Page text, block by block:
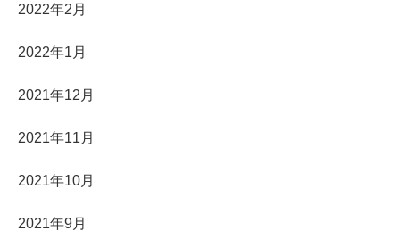
2022年2月
2022年1月
2021年12月
2021年11月
2021年10月
2021年9月